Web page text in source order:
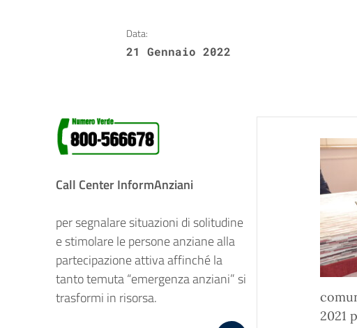
Data:
21 Gennaio 2022
Call Center InformAnziani
per segnalare situazioni di solitudine
e stimolare le persone anziane alla
partecipazione attiva affinché la
tanto temuta “emergenza anziani” si
trasformi in risorsa.
2021